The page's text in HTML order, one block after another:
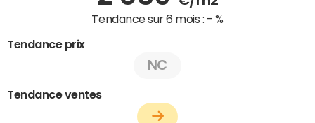
Tendance sur 6 mois : - %
Tendance prix
NC
Tendance ventes